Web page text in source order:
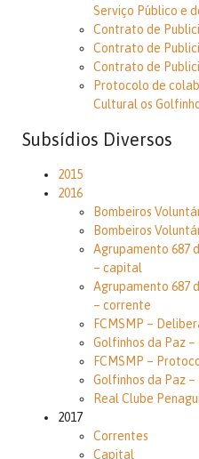
Serviço Público e
Contrato de
Contrato de
Contrato de
Protocolo de
Cultural os
Subsídios Diversos
2015
2016
Bombeiros
Bombeiros
Agrupamento 687
– capital
Agrupamento 687
– corrente
FCMSMP –
Golfinhos da Paz
FCMSMP –
Golfinhos da Paz
Real Clube
2017
Correntes
Capital